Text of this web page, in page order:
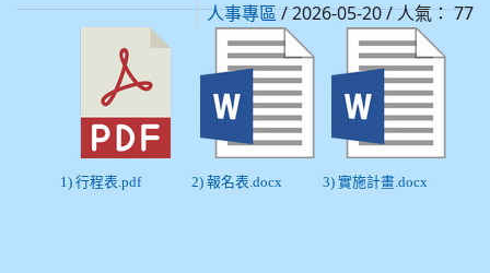
人事專區/ 2026-05-20 / 人氣： 77
1) 行程表.pdf 2) 報名表.docx 3) 實施計畫.docx